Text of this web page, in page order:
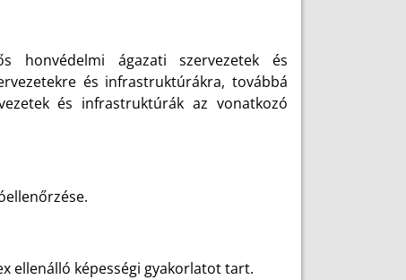
honvédelmi ágazati szervezetek és
és infrastruktúrákra, továbbá
és infrastruktúrák az vonatkozó
ellenálló képességi gyakorlatot tart.